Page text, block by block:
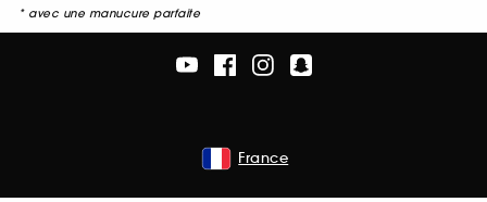
* avec une manucure parfaite
France